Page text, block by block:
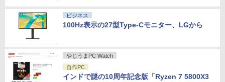
ビジネス
100Hz表示の27型Type-Cモニター、LGから
やじうまPC Watch
自作PC
インドで謎の10周年記念版「Ryzen 7 5800X3